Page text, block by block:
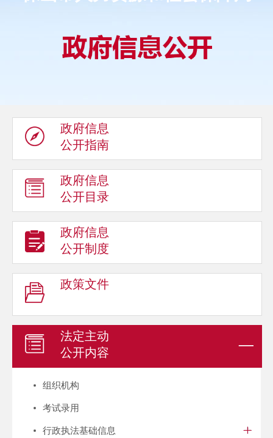
政府信息
公开指南
政府信息
公开目录
政府信息
公开制度
政策文件
法定主动
公开内容
组织机构
考试录用
行政执法基础信息